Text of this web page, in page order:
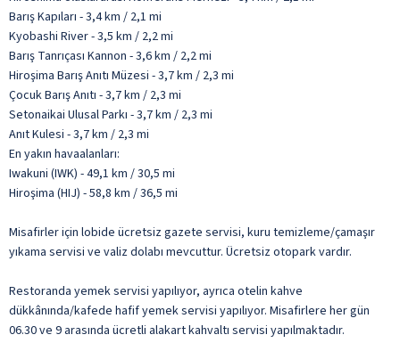
Barış Kapıları - 3,4 km / 2,1 mi
Kyobashi River - 3,5 km / 2,2 mi
Barış Tanrıçası Kannon - 3,6 km / 2,2 mi
Hiroşima Barış Anıtı Müzesi - 3,7 km / 2,3 mi
Çocuk Barış Anıtı - 3,7 km / 2,3 mi
Setonaikai Ulusal Parkı - 3,7 km / 2,3 mi
Anıt Kulesi - 3,7 km / 2,3 mi
En yakın havaalanları:
Iwakuni (IWK) - 49,1 km / 30,5 mi
Hiroşima (HIJ) - 58,8 km / 36,5 mi
Misafirler için lobide ücretsiz gazete servisi, kuru temizleme/çamaşır
yıkama servisi ve valiz dolabı mevcuttur. Ücretsiz otopark vardır.
Restoranda yemek servisi yapılıyor, ayrıca otelin kahve
dükkânında/kafede hafif yemek servisi yapılıyor. Misafirlere her gün
06.30 ve 9 arasında ücretli alakart kahvaltı servisi yapılmaktadır.